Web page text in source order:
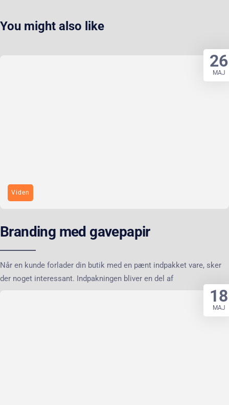
You might also like
Viden
Branding med gavepapir
Når en kunde forlader din butik med en pænt indpakket vare, sker
der noget interessant. Indpakningen bliver en del af
26
MAJ
18
MAJ